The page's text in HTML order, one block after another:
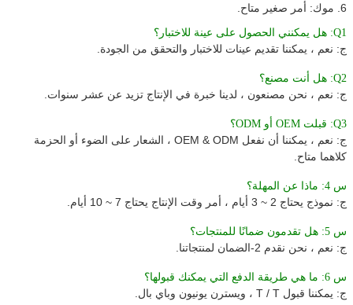
6. موك: أمر صغير متاح.
Q1: هل يمكنني الحصول على عينة للاختبار؟
ج: نعم ، يمكننا تقديم عينات للاختبار والتحقق من الجودة.
Q2: هل أنت مصنع؟
ج: نعم ، نحن مصنعون ، لدينا خبرة في الإنتاج تزيد عن عشر سنوات.
Q3: قبلت OEM أو ODM؟
ج: نعم ، يمكننا أن نفعل OEM & ODM ، الشعار على الضوء أو الحزمة
كلاهما متاح.
س 4: ماذا عن المهلة؟
ج: نموذج يحتاج 2 ~ 3 أيام ، أمر وقت الإنتاج يحتاج 7 ~ 10 أيام.
س 5: هل تقدمون ضمانًا للمنتجات؟
ج: نعم ، نحن نقدم 2-الضمان لمنتجاتنا.
س 6: ما هي طريقة الدفع التي يمكنك قبولها؟
ج: يمكننا قبول T / T ، ويسترن يونيون وباي بال.